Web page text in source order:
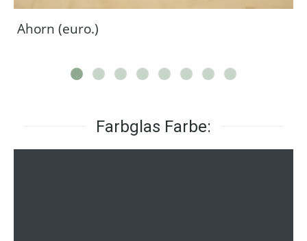
Ahorn (euro.)
Farbglas Farbe: